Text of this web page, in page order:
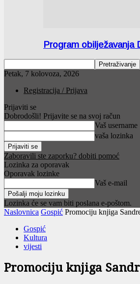
Program obilježavanja
Petak, 7 kolovoza, 2026
Registracija / Prijava
Prijaviti se
Dobrodošli! Prijavite se na svoj račun
Vaš username
vaša lozinka
Zaboravili ste zaporku? dobiti pomoć
Lozinka za oporavak
Oporavak lozinke
Vaš e-mail
Lozinka će se vam biti poslana e-poštom.
Naslovnica Gospić Promociju knjiga
Gospić
Kultura
vijesti
Promociju knjiga